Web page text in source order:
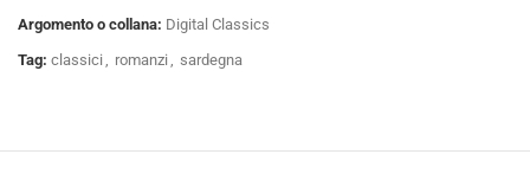
Argomento o collana: Digital Classics
Tag: classici, romanzi, sardegna